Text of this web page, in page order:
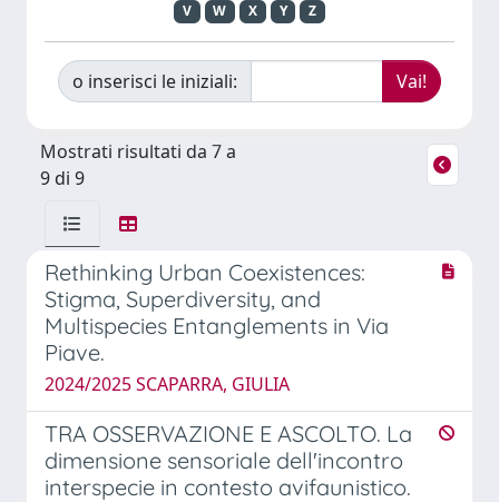
V
W X Y Z
o inserisci le iniziali:
Mostrati risultati da 7 a
9 di 9
Rethinking Urban Coexistences:
Stigma, Superdiversity, and
Multispecies Entanglements in Via
Piave.
2024/2025 SCAPARRA, GIULIA
TRA OSSERVAZIONE E ASCOLTO. La
dimensione sensoriale dell'incontro
interspecie in contesto avifaunistico.